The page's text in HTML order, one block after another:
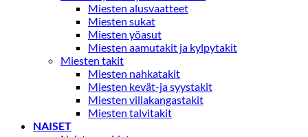
Miesten alusvaatteet
Miesten sukat
Miesten yöasut
Miesten aamutakit ja kylpytakit
Miesten takit
Miesten nahkatakit
Miesten kevät-ja syystakit
Miesten villakangastakit
Miesten talvitakit
NAISET